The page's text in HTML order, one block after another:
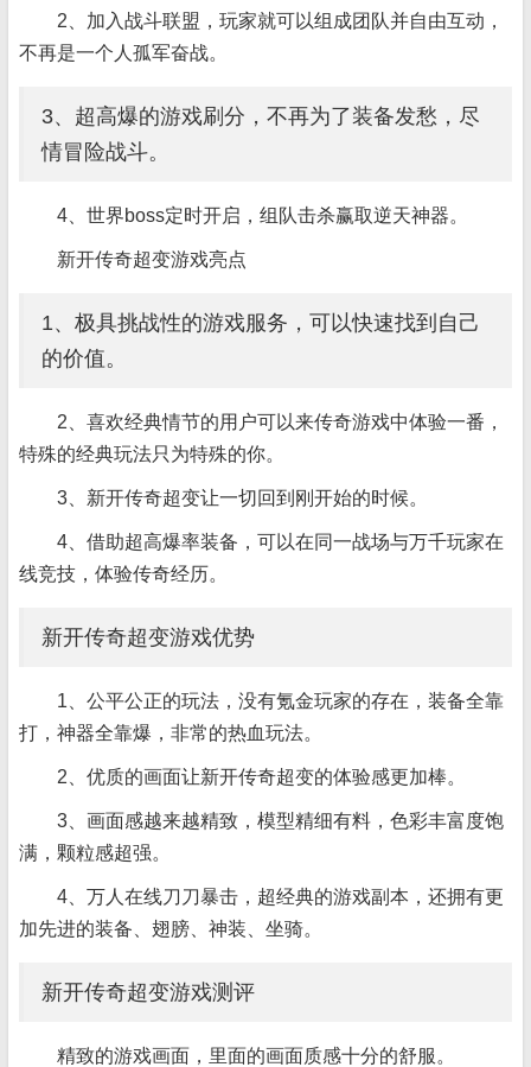
2、加入战斗联盟，玩家就可以组成团队并自由互动，
不再是一个人孤军奋战。
3、超高爆的游戏刷分，不再为了装备发愁，尽
情冒险战斗。
4、世界boss定时开启，组队击杀赢取逆天神器。
新开传奇超变游戏亮点
1、极具挑战性的游戏服务，可以快速找到自己
的价值。
2、喜欢经典情节的用户可以来传奇游戏中体验一番，
特殊的经典玩法只为特殊的你。
3、新开传奇超变让一切回到刚开始的时候。
4、借助超高爆率装备，可以在同一战场与万千玩家在
线竞技，体验传奇经历。
新开传奇超变游戏优势
1、公平公正的玩法，没有氪金玩家的存在，装备全靠
打，神器全靠爆，非常的热血玩法。
2、优质的画面让新开传奇超变的体验感更加棒。
3、画面感越来越精致，模型精细有料，色彩丰富度饱
满，颗粒感超强。
4、万人在线刀刀暴击，超经典的游戏副本，还拥有更
加先进的装备、翅膀、神装、坐骑。
新开传奇超变游戏测评
精致的游戏画面，里面的画面质感十分的舒服。